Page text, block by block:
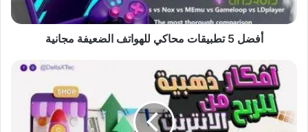
أفضل 5 تطبيقات محاكي للهواتف الضعيفة مجانية
من
انترنت